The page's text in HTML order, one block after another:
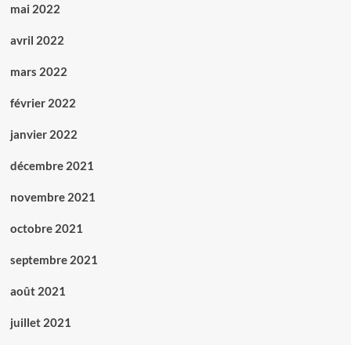
mai 2022
avril 2022
mars 2022
février 2022
janvier 2022
décembre 2021
novembre 2021
octobre 2021
septembre 2021
août 2021
juillet 2021